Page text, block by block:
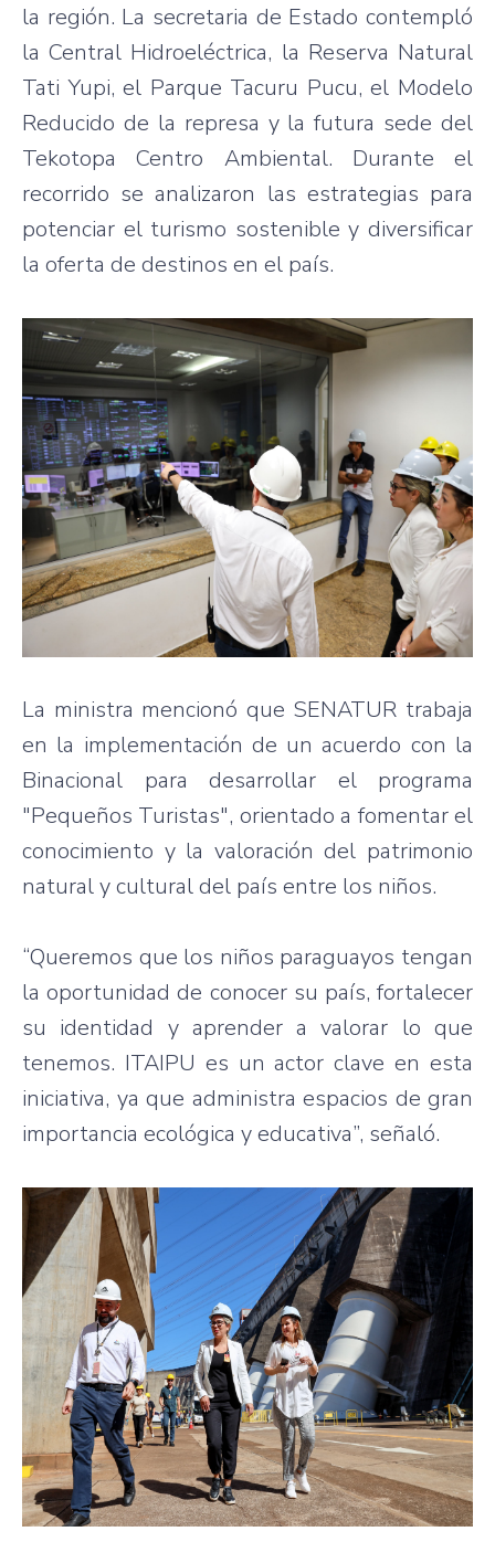
la región. La secretaria de Estado contempló
la Central Hidroeléctrica, la Reserva Natural
Tati Yupi, el Parque Tacuru Pucu, el Modelo
Reducido de la represa y la futura sede del
Tekotopa Centro Ambiental. Durante el
recorrido se analizaron las estrategias para
potenciar el turismo sostenible y diversificar
la oferta de destinos en el país.
La ministra mencionó que SENATUR trabaja
en la implementación de un acuerdo con la
Binacional para desarrollar el programa
"Pequeños Turistas", orientado a fomentar el
conocimiento y la valoración del patrimonio
natural y cultural del país entre los niños.
“Queremos que los niños paraguayos tengan
la oportunidad de conocer su país, fortalecer
su identidad y aprender a valorar lo que
tenemos. ITAIPU es un actor clave en esta
iniciativa, ya que administra espacios de gran
importancia ecológica y educativa”, señaló.